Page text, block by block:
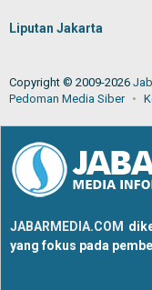
Liputan Jakarta
Copyright © 2009-2026
Pedoman Media Siber
JABARMEDIA.COM
yang fokus pada